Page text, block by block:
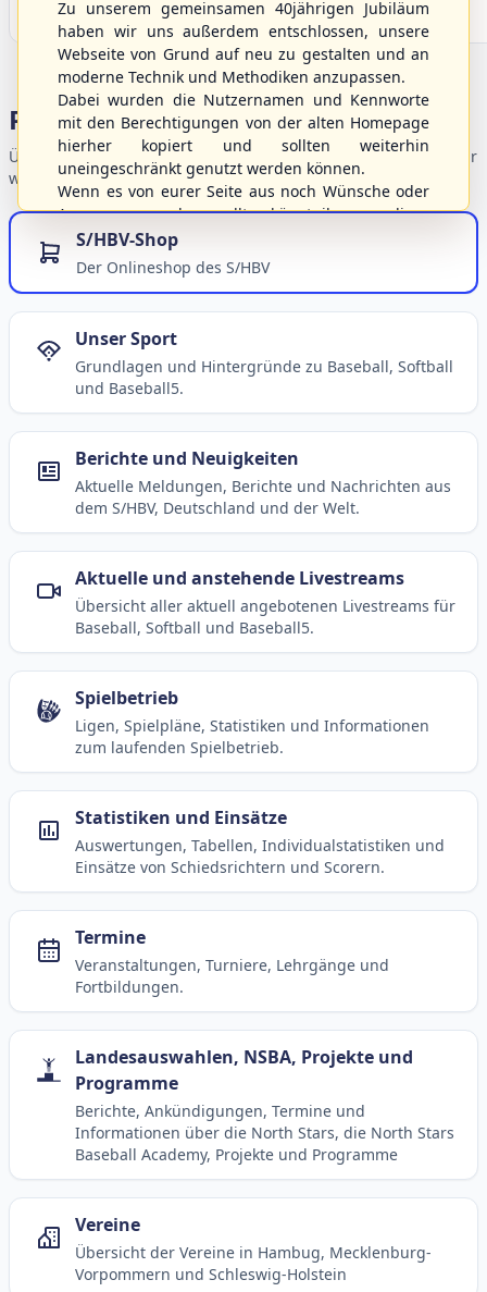
Portalbereiche
Übersicht der Verbandsbereiche – wählen Sie einen Einstieg für
weiterführende Informationen.
S/HBV-Shop
Der Onlineshop des S/HBV
Unser Sport
Grundlagen und Hintergründe zu Baseball, Softball
und Baseball5.
Berichte und Neuigkeiten
Aktuelle Meldungen, Berichte und Nachrichten aus
dem S/HBV, Deutschland und der Welt.
Aktuelle und anstehende Livestreams
Übersicht aller aktuell angebotenen Livestreams für
Baseball, Softball und Baseball5.
Spielbetrieb
Ligen, Spielpläne, Statistiken und Informationen
zum laufenden Spielbetrieb.
Statistiken und Einsätze
Auswertungen, Tabellen, Individualstatistiken und
Einsätze von Schiedsrichtern und Scorern.
Termine
Veranstaltungen, Turniere, Lehrgänge und
Fortbildungen.
Landesauswahlen, NSBA, Projekte und
Programme
Berichte, Ankündigungen, Termine und
Informationen über die North Stars, die North Stars
Baseball Academy, Projekte und Programme
Vereine
Übersicht der Vereine in Hambug, Mecklenburg-
Vorpommern und Schleswig-Holstein
Zu unserem gemeinsamen 40jährigen Jubiläum
haben wir uns außerdem entschlossen, unsere
Webseite von Grund auf neu zu gestalten und an
moderne Technik und Methodiken anzupassen.
Dabei wurden die Nutzernamen und Kennworte
mit den Berechtigungen von der alten Homepage
hierher kopiert und sollten weiterhin
uneingeschränkt genutzt werden können.
Wenn es von eurer Seite aus noch Wünsche oder
Anregungen geben sollte, könnt ihr uns diese
gerne an die Verbandsadresse
schicken.